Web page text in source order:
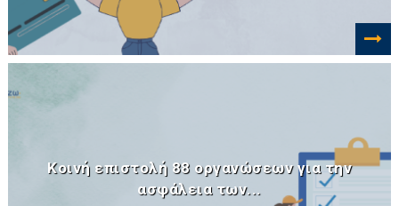
Κοινή επιστολή 88 οργανώσεων για την
ασφάλεια των...